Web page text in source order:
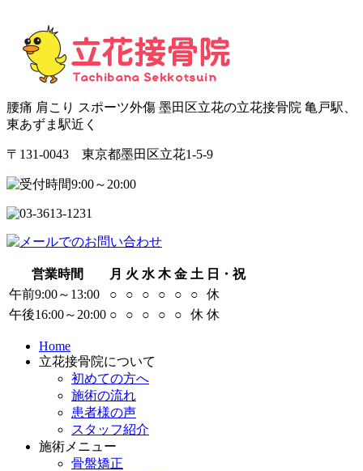
腰痛 肩こり スポーツ外傷 墨田区立花の立花接骨院 亀戸駅、
東あずま駅近く
〒131-0043 東京都墨田区立花1-5-9
営業時間 月 火 水 木 金 土 日・祝
午前9:00～13:00
○ ○ ○ ○ ○ ○
休
午後16:00～20:00 ○ ○ ○ ○ ○ 休 休
Home
立花接骨院について
初めての方へ
施術の流れ
患者様の声
スタッフ紹介
施術メニュー
骨盤矯正